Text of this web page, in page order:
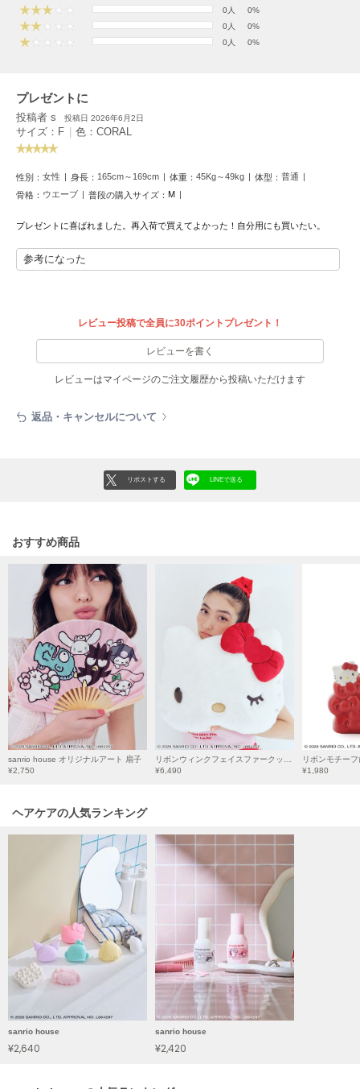
FURFUR
ファーファー
gelato pique
ジェラート ピケ
GELATO PIQUE CAT&DOG
gelato pique Sleep
GRAMICCI
グラミチ
HUNTER
HOKA ONEONE
ホカ オネオネ
ラート
le coq sportif
ルコックスポルティフ
LeSportsac
レスポートサック
LILY BROWN
リリーブラウン
LITTLE UNION TOKYO
リトルユニオン トウキョウ
made of Organics
メイドオブオーガニクス
MICHU COQUETTE
ミチュ コケット
miies miim
ミーエスミーム
0人
0%
0人
0%
0人
0%
プレゼントに
投稿者 s 投稿日 2026年6月2日
サイズ：F | 色：CORAL
性別： 女性 身長： 165cm～169cm 体重： 45Kg～49kg 体型： 普通
骨格： ウエーブ 普段の購入サイズ： M
プレゼントに喜ばれました。再入荷で買えてよかった！自分用にも買いたい。
参考になった
レビュー投稿で全員に30ポイントプレゼント！
レビューを書く
レビューはマイページのご注文履歴から投稿いただけます
返品・キャンセルについて
リポストする LINEで送る
おすすめ商品
sanrio house オリジナルアート 扇子
¥2,750
¥6,490
リボンモチー
¥1,980
ヘアケアの人気ランキング
sanrio house
¥2,640
sanrio house
¥2,420